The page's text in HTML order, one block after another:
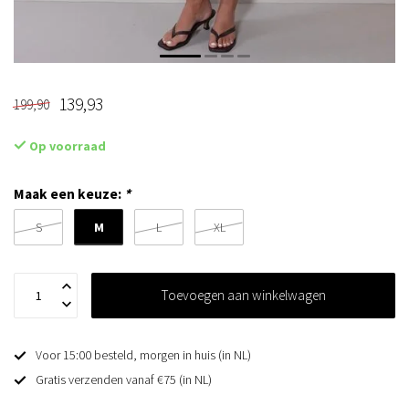
199,90 139,93
Op voorraad
Maak een keuze: *
S M L XL
Toevoegen aan winkelwagen
Voor 15:00 besteld, morgen in huis (in NL)
Gratis verzenden vanaf €75 (in NL)